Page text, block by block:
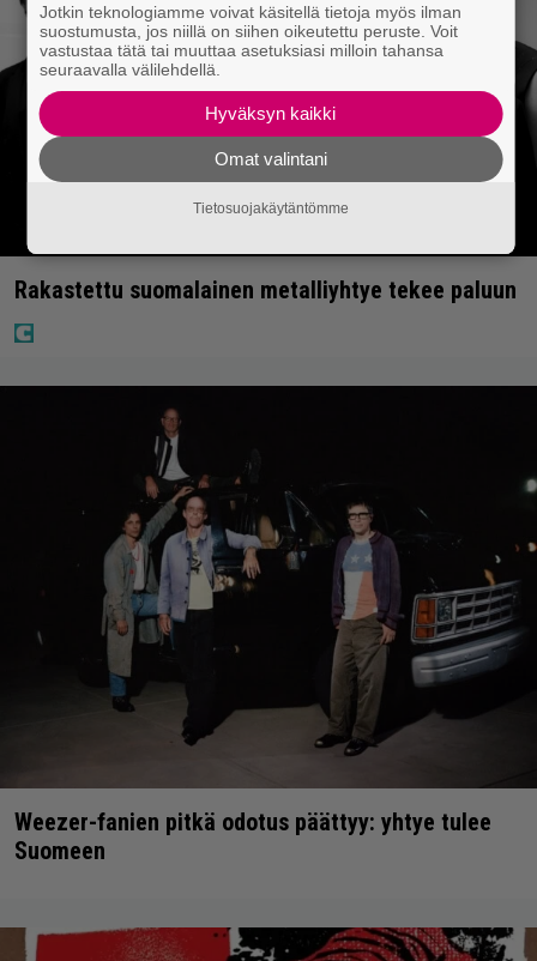
Rakastettu suomalainen metalliyhtye tekee paluun
Weezer-fanien pitkä odotus päättyy: yhtye tulee
Suomeen
Jotkin teknologiamme voivat käsitellä tietoja myös ilman
suostumusta, jos niillä on siihen oikeutettu peruste. Voit
vastustaa tätä tai muuttaa asetuksiasi milloin tahansa
seuraavalla välilehdellä.
Hyväksyn kaikki
Omat valintani
Tietosuojakäytäntömme